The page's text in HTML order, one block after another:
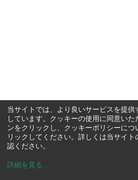
当サイトでは、より良いサービスを提供
しています。クッキーの使用に同意い
ンをクリックし、クッキーポリシーにつ
リックしてください。詳しくは当サイト
認ください。
詳細を見る ...